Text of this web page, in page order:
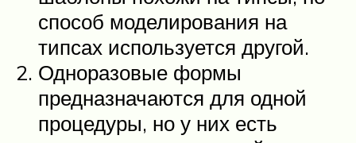
способ моделирования на
типсах используется другой.
Одноразовые формы
предназначаются для одной
процедуры, но у них есть